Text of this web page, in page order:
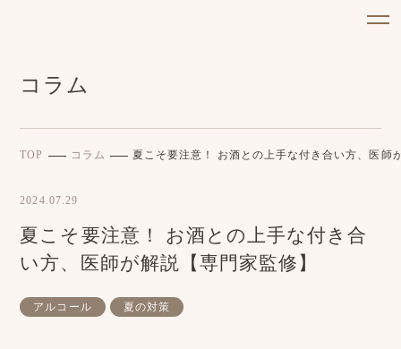
コラム
TOP コラム 夏こそ要注意！ お酒との上手な付き合い方、医師
2024.07.29
夏こそ要注意！ お酒との上手な付き合
い方、医師が解説【専門家監修】
アルコール 夏の対策